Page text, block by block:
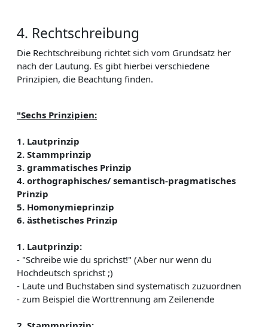
4. Rechtschreibung
Die Rechtschreibung richtet sich vom Grundsatz her
nach der Lautung. Es gibt hierbei verschiedene
Prinzipien, die Beachtung finden.
"Sechs Prinzipien:
1. Lautprinzip
2. Stammprinzip
3. grammatisches Prinzip
4. orthographisches/ semantisch-pragmatisches
Prinzip
5. Homonymieprinzip
6. ästhetisches Prinzip
1. Lautprinzip:
- "Schreibe wie du sprichst!" (Aber nur wenn du
Hochdeutsch sprichst ;)
- Laute und Buchstaben sind systematisch zuzuordnen
- zum Beispiel die Worttrennung am Zeilenende